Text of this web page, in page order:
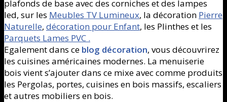
plafonds de base avec des corniches et des lampes
led, sur les Meubles TV Lumineux, la décoration Pierre
Naturelle, décoration pour Enfant, les Plinthes et les
Parquets Lames PVC .
Egalement dans ce blog décoration, vous découvrirez
les cuisines américaines modernes. La menuiserie
bois vient s’ajouter dans ce mixe avec comme produits
les Pergolas, portes, cuisines en bois massifs, escaliers
et autres mobiliers en bois.